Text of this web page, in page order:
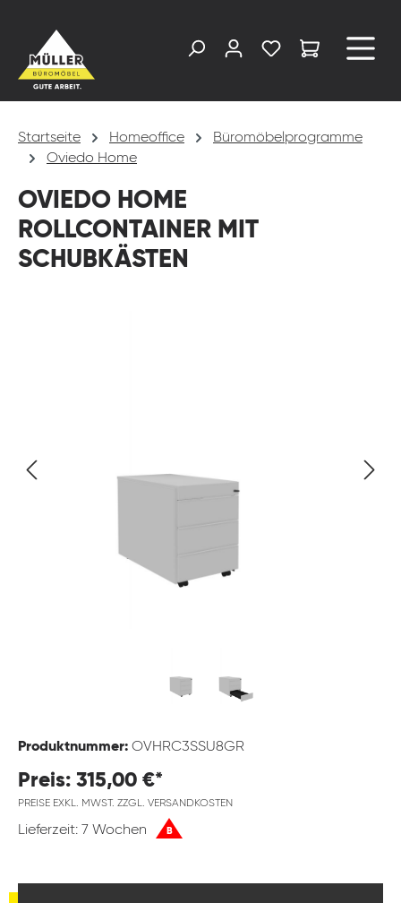
Startseite Homeoffice
Büromöbelprogramme
Oviedo Home
OVIEDO HOME
ROLLCONTAINER MIT
SCHUBKÄSTEN
Produktnummer: OVHRC3SSU8GR
Preis: 315,00 €*
PREISE EXKL. MWST. ZZGL. VERSANDKOSTEN
Lieferzeit: 7 Wochen B